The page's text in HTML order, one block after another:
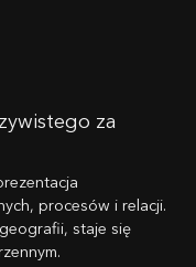
za
procesów i relacji.
staje się